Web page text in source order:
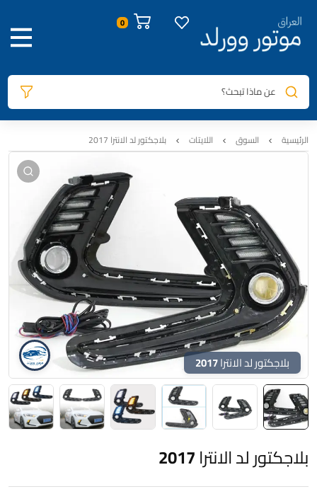
0
عن ماذا تبحث؟
الرئيسية السوق اللايتات بلاجكتور لد الانترا 2017
صور المنتج معلومات المنتج السيارات المتوافقة
بلاجكتور لد الانترا 2017
بلاجكتور لد الانترا 2017